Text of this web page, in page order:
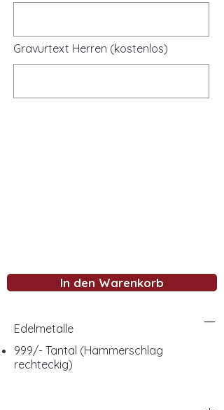
Gravurtext Herren (kostenlos)
In den Warenkorb
Edelmetalle
999/- Tantal (Hammerschlag
rechteckig)